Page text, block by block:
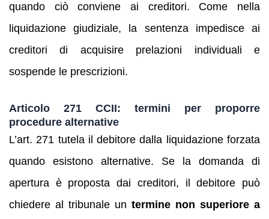
quando ciò conviene ai creditori. Come nella
liquidazione giudiziale, la sentenza impedisce ai
creditori di acquisire prelazioni individuali e
sospende le prescrizioni.
Articolo 271 CCII: termini per proporre
procedure alternative
L’art. 271 tutela il debitore dalla liquidazione forzata
quando esistono alternative. Se la domanda di
apertura è proposta dai creditori, il debitore può
chiedere al tribunale un termine non superiore a